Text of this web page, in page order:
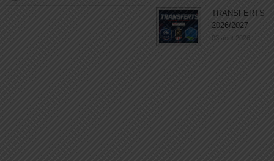
TRANSFERTS
2026/2027
03 août 2026